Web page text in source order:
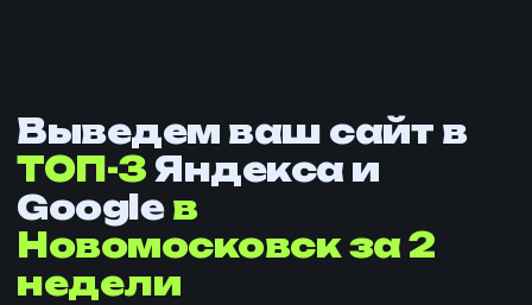
Выведем ваш сайт в
ТОП-3 Яндекса и
Google в
Новомосковск за 2
недели